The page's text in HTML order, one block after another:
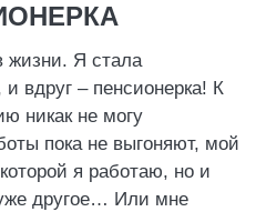
жизни. Я стала
вдруг – пенсионерка! К
никак не могу
пока не выгоняют, мой
я работаю, но и
другое… Или мне